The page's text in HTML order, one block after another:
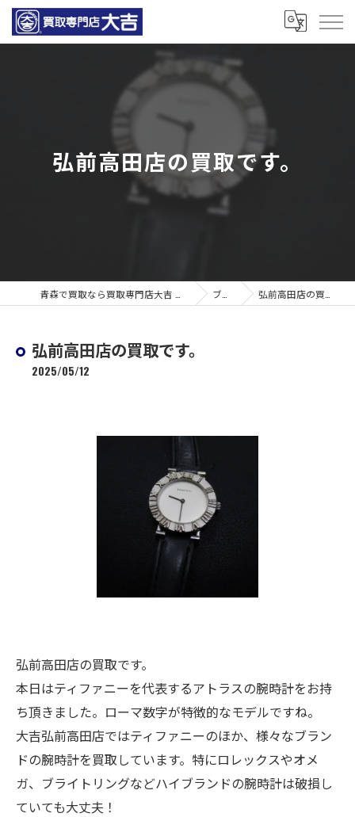
弘前高田店の買取です。
ブログ 弘前高田店の買取です。
弘前高田店の買取です。
2025/05/12
弘前高田店の買取です。
本日はティファニーを代表するアトラスの腕時計をお持
ち頂きました。ローマ数字が特徴的なモデルですね。
大吉弘前高田店ではティファニーのほか、様々なブラン
ドの腕時計を買取しています。特にロレックスやオメ
ガ、ブライトリングなどハイブランドの腕時計は破損し
ていても大丈夫！